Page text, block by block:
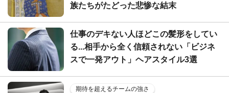
族たちがたどった悲惨な結末
仕事のデキない人ほどこの髪形をしてい
る...相手から全く信頼されない「ビジネ
スで一発アウト」ヘアスタイル3選
期待を超えるチームの強さ